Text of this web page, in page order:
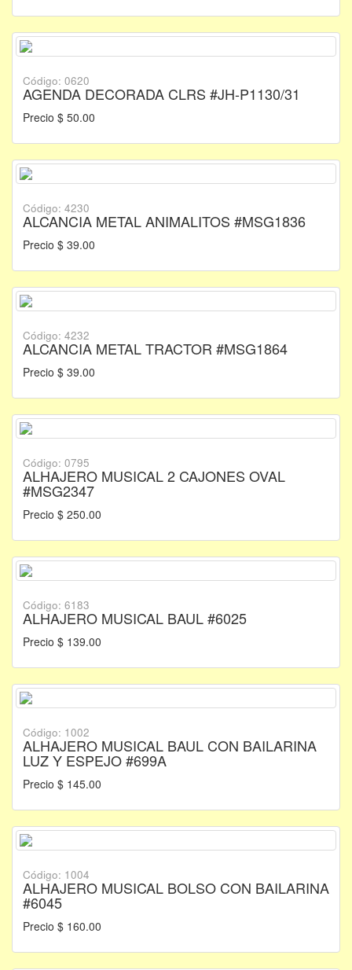
Código: 0620
AGENDA DECORADA CLRS #JH-P1130/31
Precio $ 50.00
Código: 4230
ALCANCIA METAL ANIMALITOS #MSG1836
Precio $ 39.00
Código: 4232
ALCANCIA METAL TRACTOR #MSG1864
Precio $ 39.00
Código: 0795
ALHAJERO MUSICAL 2 CAJONES OVAL
#MSG2347
Precio $ 250.00
Código: 6183
ALHAJERO MUSICAL BAUL #6025
Precio $ 139.00
Código: 1002
ALHAJERO MUSICAL BAUL CON BAILARINA
LUZ Y ESPEJO #699A
Precio $ 145.00
Código: 1004
ALHAJERO MUSICAL BOLSO CON BAILARINA
#6045
Precio $ 160.00